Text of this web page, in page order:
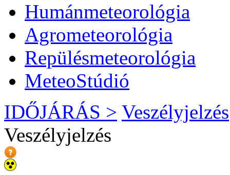
Humánmeteorológia
Agrometeorológia
Repülésmeteorológia
MeteoStúdió
IDŐJÁRÁS > Veszélyjelzés
Veszélyjelzés